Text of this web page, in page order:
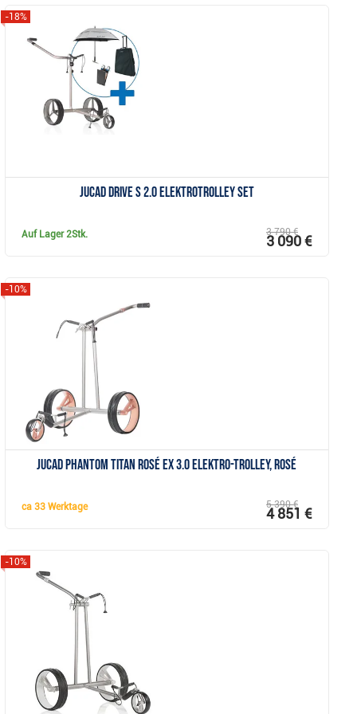
JuCad drive S 2.0 Elektrotrolley Set
-18%
Auf Lager 2Stk. 3 790 €
3 090 €
JuCad Phantom Titan Rosé eX 3.0 Elektro-Trolley, rosé
-10%
ca 33 Werktage 5 390 €
4 851 €
-10%